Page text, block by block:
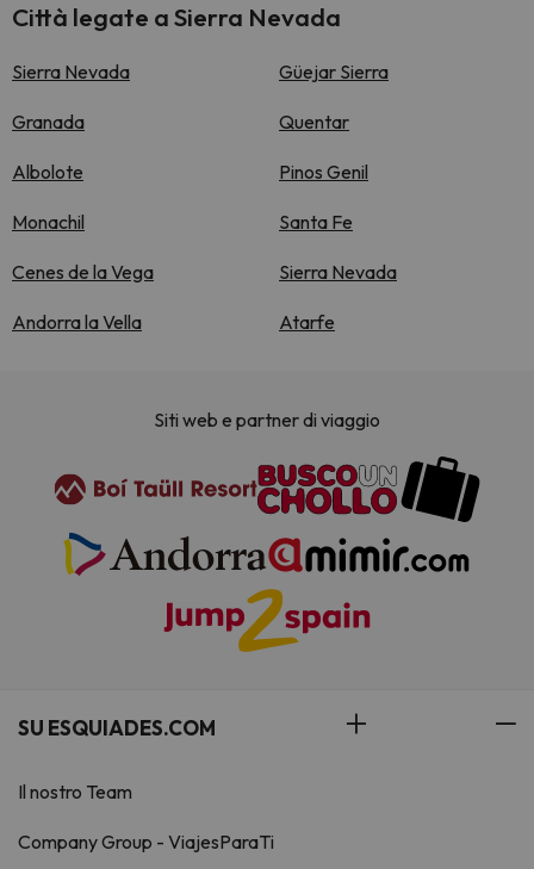
Città legate a Sierra Nevada
Sierra Nevada Güejar Sierra
Granada Quentar
Albolote Pinos Genil
Monachil Santa Fe
Cenes de la Vega Sierra Nevada
Andorra la Vella Atarfe
Siti web e partner di viaggio
SU ESQUIADES.COM
Il nostro Team
Company Group - ViajesParaTi